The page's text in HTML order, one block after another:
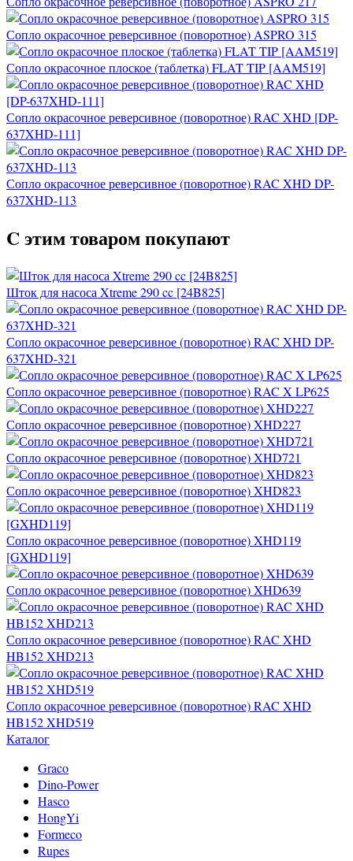
Сопло окрасочное реверсивное (поворотное) ASPRO 315
Сопло окрасочное плоское (таблетка) FLAT TIP [AAM519]
Сопло окрасочное реверсивное (поворотное) RAC XHD [DP-
637XHD-111]
Сопло окрасочное реверсивное (поворотное) RAC XHD DP-
637XHD-113
C этим товаром покупают
Шток для насоса Xtreme 290 cc [24B825]
Сопло окрасочное реверсивное (поворотное) RAC XHD DP-
637XHD-321
Сопло окрасочное реверсивное (поворотное) RAC X LP625
Сопло окрасочное реверсивное (поворотное) XHD227
Сопло окрасочное реверсивное (поворотное) XHD721
Сопло окрасочное реверсивное (поворотное) XHD823
Сопло окрасочное реверсивное (поворотное) XHD119
[GXHD119]
Сопло окрасочное реверсивное (поворотное) XHD639
Сопло окрасочное реверсивное (поворотное) RAC XHD
HB152 XHD213
Сопло окрасочное реверсивное (поворотное) RAC XHD
HB152 XHD519
Каталог
Graco
Dino-Power
Hasco
HongYi
Formeco
Rupes